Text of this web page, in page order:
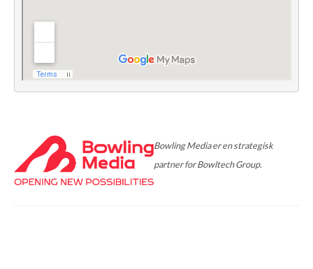
Bowling Media er en strategisk
partner for Bowltech Group.